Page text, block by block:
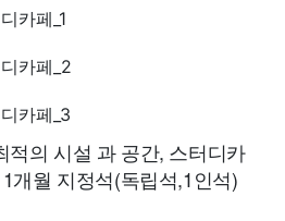
적의 시설 과 공간, 스터디카
개월 지정석(독립석,1인석)